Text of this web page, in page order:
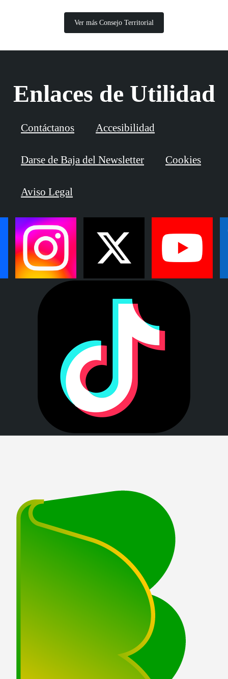
Ver más Consejo Territorial
Enlaces de Utilidad
Contáctanos Accesibilidad
Darse de Baja del Newsletter Cookies
Aviso Legal